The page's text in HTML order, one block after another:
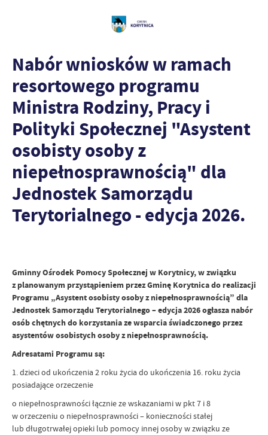
Nabór wniosków w ramach
resortowego programu
Ministra Rodziny, Pracy i
Polityki Społecznej "Asystent
osobisty osoby z
niepełnosprawnością" dla
Jednostek Samorządu
Terytorialnego - edycja 2026.
Gminny Ośrodek Pomocy Społecznej w Korytnicy, w związku
z planowanym przystąpieniem przez Gminę Korytnica do realizacji
Programu „Asystent osobisty osoby z niepełnosprawnością” dla
Jednostek Samorządu Terytorialnego – edycja 2026 ogłasza nabór
osób chętnych do korzystania ze wsparcia świadczonego przez
asystentów osobistych osoby z niepełnosprawnością.
Adresatami Programu są:
1. dzieci od ukończenia 2 roku życia do ukończenia 16. roku życia
posiadające orzeczenie
o niepełnosprawności łącznie ze wskazaniami w pkt 7 i 8
w orzeczeniu o niepełnosprawności – konieczności stałej
lub długotrwałej opieki lub pomocy innej osoby w związku ze